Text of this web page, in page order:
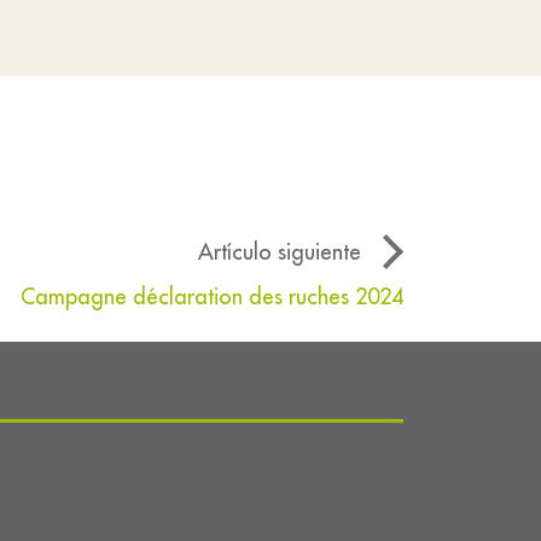
Artículo siguiente
Campagne déclaration des ruches 2024